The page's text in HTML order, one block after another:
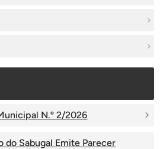
N.º 2/2026
do Sabugal Emite Parecer